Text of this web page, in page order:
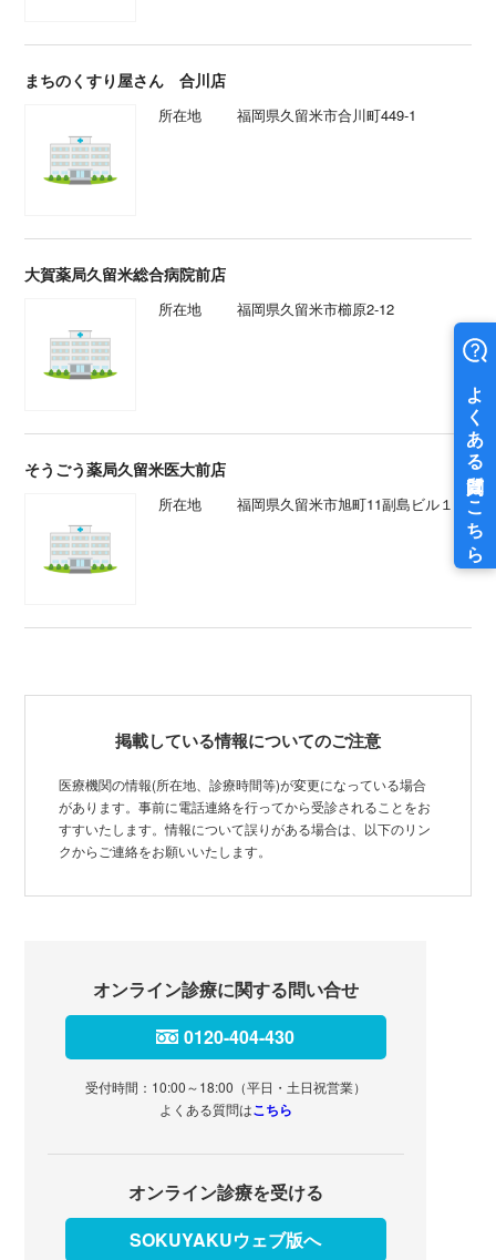
まちのくすり屋さん 合川店
所在地 福岡県久留米市合川町449-1
大賀薬局久留米総合病院前店
所在地 福岡県久留米市櫛原2-12
そうごう薬局久留米医大前店
所在地 福岡県久留米市旭町11副島ビル１階
掲載している情報についてのご注意
医療機関の情報(所在地、診療時間等)が変更になっている場合
があります。事前に電話連絡を行ってから受診されることをお
すすいたします。情報について誤りがある場合は、以下のリン
クからご連絡をお願いいたします。
オンライン診療に関する問い合せ
0120-404-430
受付時間：10:00～18:00（平日・土日祝営業）
よくある質問はこちら
オンライン診療を受ける
SOKUYAKUウェブ版へ